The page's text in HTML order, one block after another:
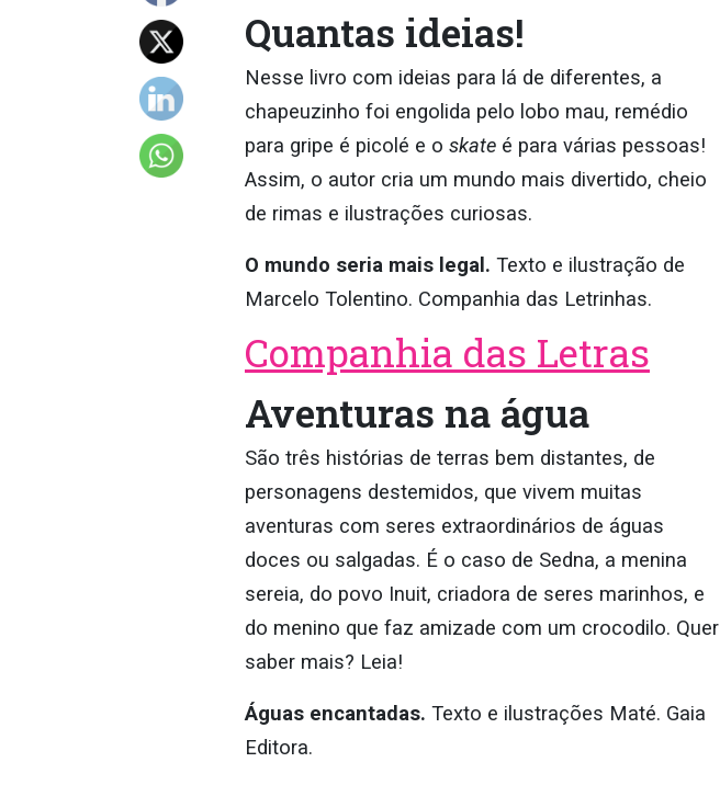
Quantas ideias!
Nesse livro com ideias para lá de diferentes, a
chapeuzinho foi engolida pelo lobo mau, remédio
para gripe é picolé e o skate é para várias pessoas!
Assim, o autor cria um mundo mais divertido, cheio
de rimas e ilustrações curiosas.
O mundo seria mais legal. Texto e ilustração de
Marcelo Tolentino. Companhia das Letrinhas.
Companhia das Letras
Aventuras na água
São três histórias de terras bem distantes, de
personagens destemidos, que vivem muitas
aventuras com seres extraordinários de águas
doces ou salgadas. É o caso de Sedna, a menina
sereia, do povo Inuit, criadora de seres marinhos, e
do menino que faz amizade com um crocodilo. Quer
saber mais? Leia!
Águas encantadas. Texto e ilustrações Maté. Gaia
Editora.